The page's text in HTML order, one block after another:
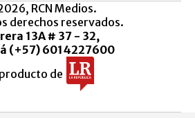
RCN Medios.
derechos reservados.
13A # 37 - 32,
(+57) 6014227600
de